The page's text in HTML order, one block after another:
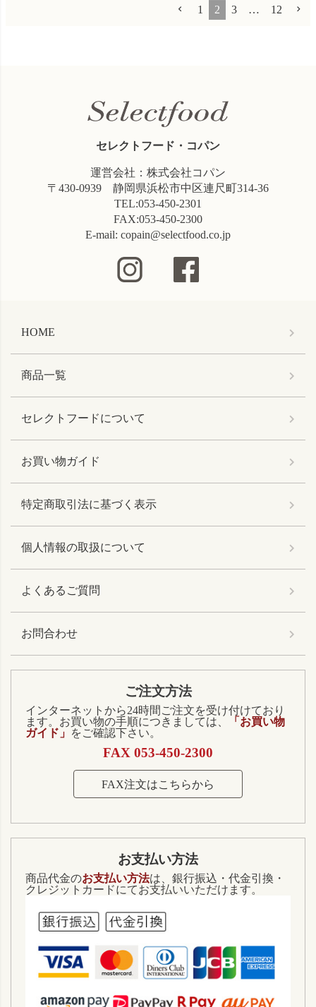
1 2 3 … 12
セレクトフード・コパン
運営会社：株式会社コパン
〒430-0939 静岡県浜松市中区連尺町314-36
TEL:053-450-2301
FAX:053-450-2300
E-mail: copain@selectfood.co.jp
HOME
商品一覧
セレクトフードについて
お買い物ガイド
特定商取引法に基づく表示
個人情報の取扱について
よくあるご質問
お問合わせ
ご注文方法
インターネットから24時間ご注文を受け付けており
ます。お買い物の手順につきましては、
「お買い物
ガイド」 をご確認下さい。
FAX 053-450-2300
FAX注文はこちらから
お支払い方法
商品代金のお支払い方法は、銀行振込・代金引換・
クレジットカードにてお支払いいただけます。